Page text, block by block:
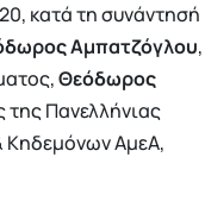
κατά τη συνάντησή
Αμπατζόγλου,
Θεόδωρος
της Πανελλήνιας
Κηδεμόνων ΑμεΑ,